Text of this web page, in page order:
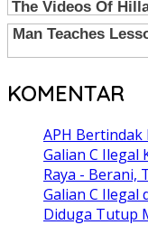
KOMENTAR
APH Bertindak
Galian C Ilegal
Raya - Berani,
Galian C Ilegal
Diduga Tutup